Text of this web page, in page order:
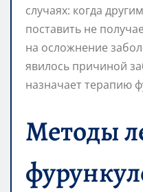
случаях: когда
поставить не
на осложнение
явилось причиной
назначает терапию
Методы